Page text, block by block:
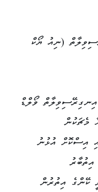
(ނިއު ޔޯކް
ވޯލްޑް
މެޗަކުން
އިސްކޮށް އުޅުނު
ކޭންގެ އިތުރުން